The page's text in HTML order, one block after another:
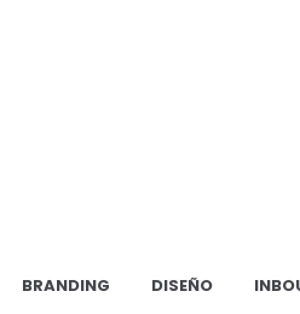
BRANDING DISEÑO